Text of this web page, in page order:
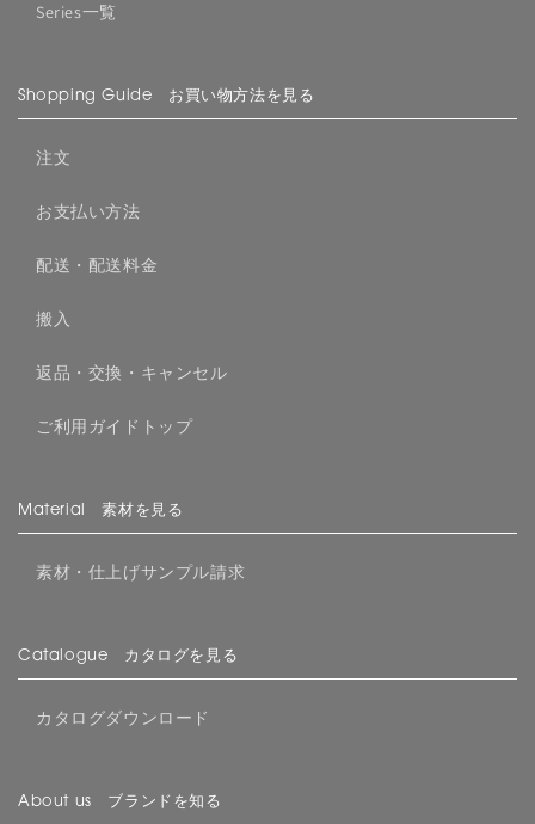
Series一覧
Shopping Guide お買い物方法を見る
注文
お支払い方法
配送・配送料金
搬入
返品・交換・キャンセル
ご利用ガイドトップ
Material 素材を見る
素材・仕上げサンプル請求
Catalogue カタログを見る
カタログダウンロード
About us ブランドを知る